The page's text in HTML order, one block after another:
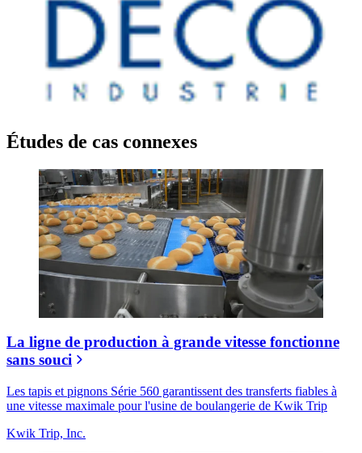
Études de cas connexes
La ligne de production à grande vitesse fonctionne
sans souci
Les tapis et pignons Série 560 garantissent des transferts fiables à
une vitesse maximale pour l'usine de boulangerie de Kwik Trip
Kwik Trip, Inc.